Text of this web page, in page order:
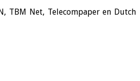
TBM Net, Telecompaper en Dutch